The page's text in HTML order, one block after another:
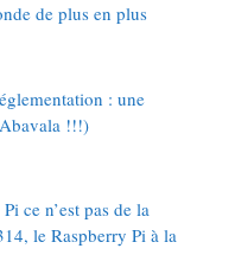
de plus en plus
: une
!!!)
ce n’est pas de la
le Raspberry Pi à la